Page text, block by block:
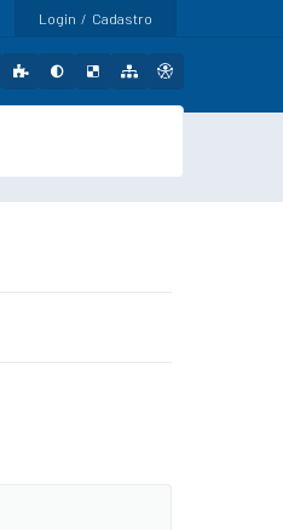
Login / Cadastro